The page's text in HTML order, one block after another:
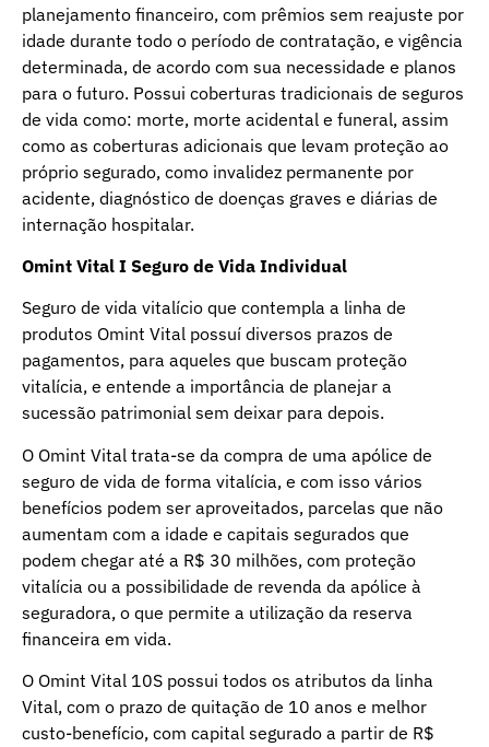
planejamento financeiro, com prêmios sem reajuste por
idade durante todo o período de contratação, e vigência
determinada, de acordo com sua necessidade e planos
para o futuro. Possui coberturas tradicionais de seguros
de vida como: morte, morte acidental e funeral, assim
como as coberturas adicionais que levam proteção ao
próprio segurado, como invalidez permanente por
acidente, diagnóstico de doenças graves e diárias de
internação hospitalar.
Omint Vital I Seguro de Vida Individual
Seguro de vida vitalício que contempla a linha de
produtos Omint Vital possuí diversos prazos de
pagamentos, para aqueles que buscam proteção
vitalícia, e entende a importância de planejar a
sucessão patrimonial sem deixar para depois.
O Omint Vital trata-se da compra de uma apólice de
seguro de vida de forma vitalícia, e com isso vários
benefícios podem ser aproveitados, parcelas que não
aumentam com a idade e capitais segurados que
podem chegar até a R$ 30 milhões, com proteção
vitalícia ou a possibilidade de revenda da apólice à
seguradora, o que permite a utilização da reserva
financeira em vida.
O Omint Vital 10S possui todos os atributos da linha
Vital, com o prazo de quitação de 10 anos e melhor
custo-benefício, com capital segurado a partir de R$